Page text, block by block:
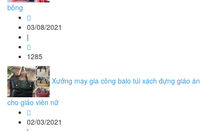
bông
03/08/2021
|
1285
Xưởng may gia công balo túi xách đựng giáo án
cho giáo viên nữ
02/03/2021